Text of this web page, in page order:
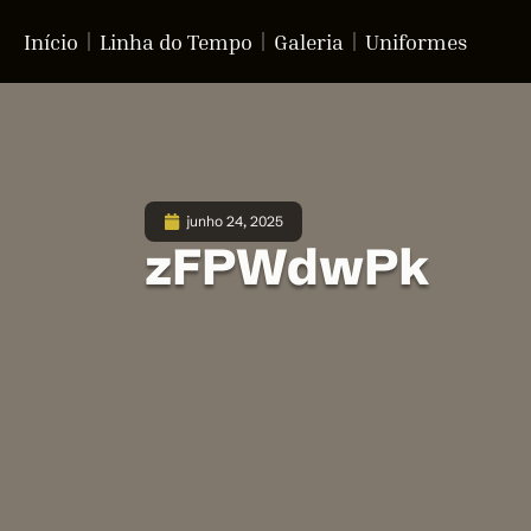
Início Linha do Tempo Galeria Uniformes
junho 24, 2025
zFPWdwPk